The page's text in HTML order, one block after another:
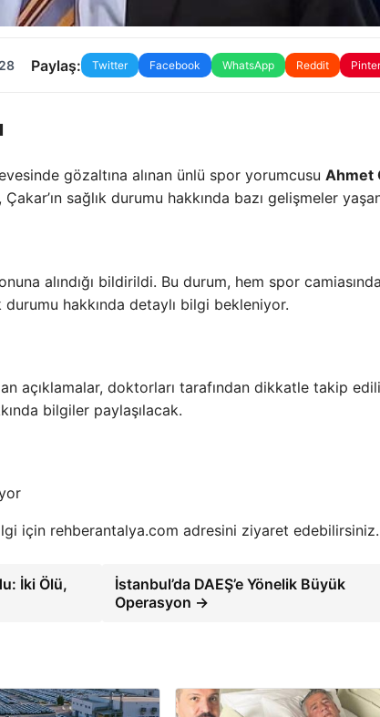
Paylaş: Twitter Facebook WhatsApp Reddit
gözaltına alınan ünlü spor yorumcusu Ahmet
sağlık durumu hakkında bazı gelişmeler
alındığı bildirildi. Bu durum, hem spor
durumu hakkında detaylı bilgi bekleniyor.
açıklamalar, doktorları tarafından dikkatle takip
bilgiler paylaşılacak.
için rehberantalya.com adresini ziyaret edebilirsiniz.
İki Ölü,
İstanbul’da DAEŞ’e Yönelik Büyük
Operasyon →